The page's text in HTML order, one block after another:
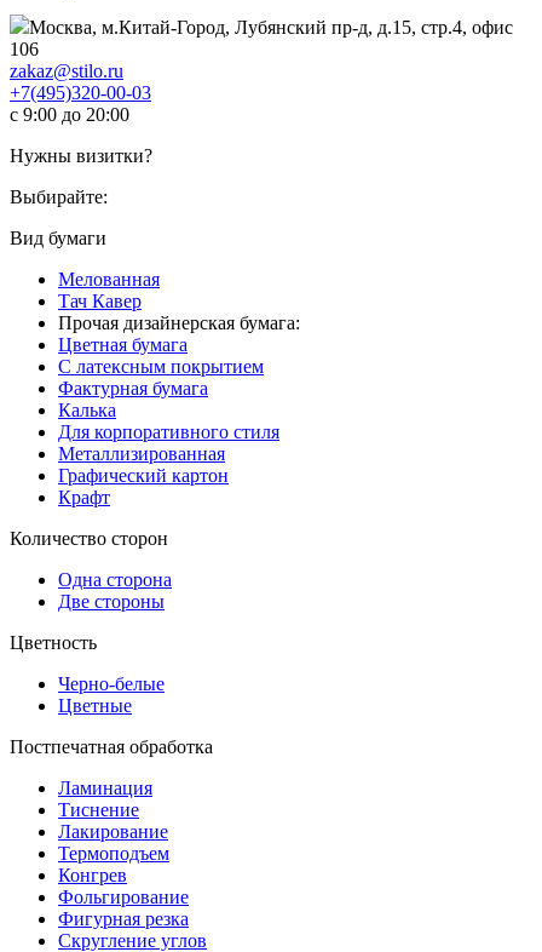
Москва, м.Китай-Город, Лубянский пр-д, д.15, стр.4, офис
106
zakaz@stilo.ru
+7(495)320-00-03
с 9:00 до 20:00
Нужны визитки?
Выбирайте:
Вид бумаги
Мелованная
Тач Кавер
Прочая дизайнерская бумага:
Цветная бумага
С латексным покрытием
Фактурная бумага
Калька
Для корпоративного стиля
Металлизированная
Графический картон
Крафт
Количество сторон
Одна сторона
Две стороны
Цветность
Черно-белые
Цветные
Постпечатная обработка
Ламинация
Тиснение
Лакирование
Термоподъем
Конгрев
Фольгирование
Фигурная резка
Скругление углов